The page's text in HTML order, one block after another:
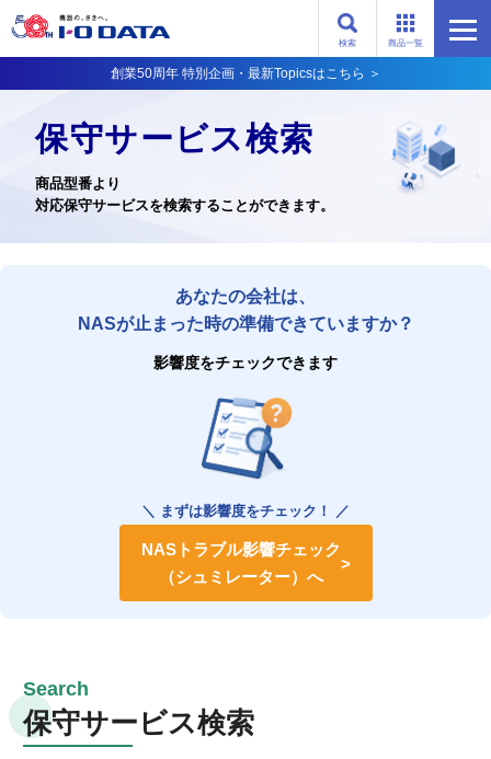
商品一覧
検索
創業50周年 特別企画・最新Topicsはこちら ＞
保守サービス検索
商品型番より
対応保守サービスを検索することができます。
あなたの会社は、
NASが止まった時の準備できていますか？
影響度をチェックできます
＼ まずは影響度をチェック！ ／
NASトラブル影響チェック
（シュミレーター）へ
保守サービス検索